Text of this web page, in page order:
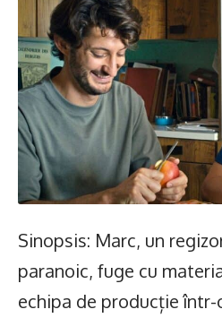
Sinopsis: Marc, un
paranoic, fuge cu
echipa de producție într-